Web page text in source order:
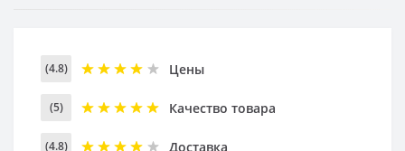
Цены
(4.8)
Качество товара
(5)
Доставка
(4.8)